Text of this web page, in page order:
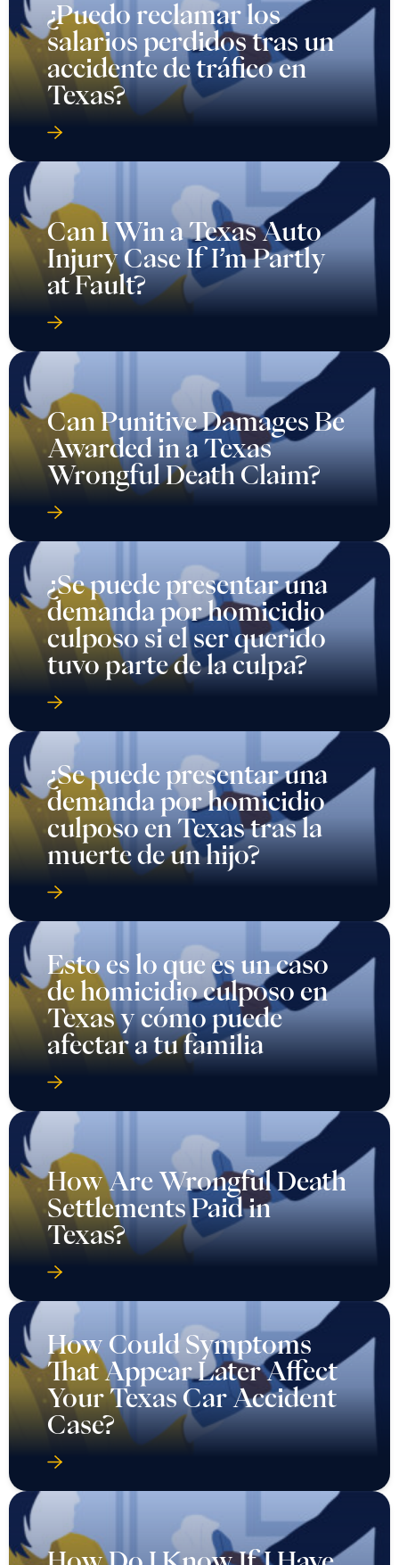
¿Puedo reclamar los
salarios perdidos tras un
accidente de tráfico en
Texas?
Can I Win a Texas Auto
Injury Case If I’m Partly
at Fault?
Can Punitive Damages Be
Awarded in a Texas
Wrongful Death Claim?
¿Se puede presentar una
demanda por homicidio
culposo si el ser querido
tuvo parte de la culpa?
¿Se puede presentar una
demanda por homicidio
culposo en Texas tras la
muerte de un hijo?
Esto es lo que es un caso
de homicidio culposo en
Texas y cómo puede
afectar a tu familia
How Are Wrongful Death
Settlements Paid in
Texas?
How Could Symptoms
That Appear Later Affect
Your Texas Car Accident
Case?